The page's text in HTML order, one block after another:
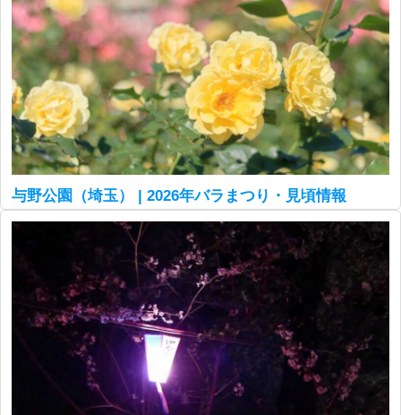
与野公園（埼玉） | 2026年バラまつり・見頃情報